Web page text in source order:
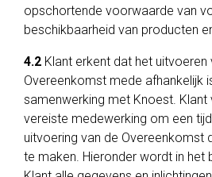
opschortende voorwaarde van
beschikbaarheid van producten
4.2 Klant erkent dat het uitvoeren
Overeenkomst mede afhankelijk
samenwerking met Knoest.
vereiste medewerking om een
uitvoering van de Overeenkomst
te maken. Hieronder wordt in het